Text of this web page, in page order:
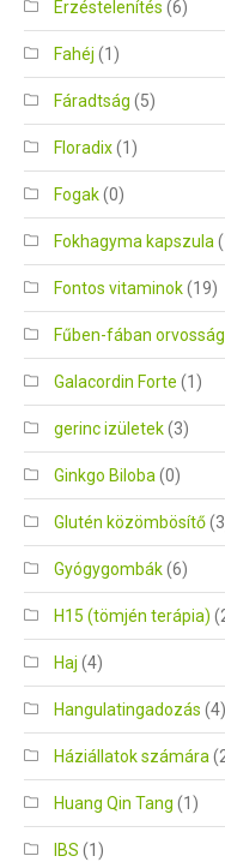
Érzéstelenítés (6)
Fahéj (1)
Fáradtság (5)
Floradix(1)
Fogak(0)
Fokhagyma kapszula
Fontos vitaminok(19)
Fűben-fában orvosság
Galacordin Forte (1)
gerinc izületek(3)
Ginkgo Biloba (0)
Glutén közömbösítő
Gyógygombák(6)
H15 (tömjén terápia)
Haj (4)
Hangulatingadozás (4)
Háziállatok számára
Huang Qin Tang (1)
IBS (1)